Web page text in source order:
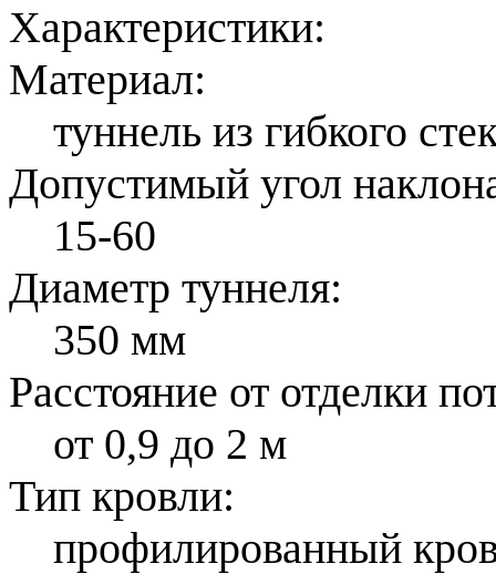
Характеристики:
Материал:
туннель из гибкого
Допустимый угол
15-60
Диаметр туннеля:
350 мм
Расстояние от отделки
от 0,9 до 2 м
Тип кровли:
профилированный